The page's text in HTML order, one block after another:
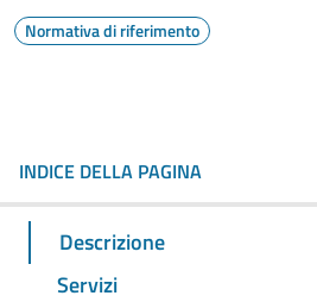
Normativa di riferimento
INDICE DELLA PAGINA
Descrizione
Servizi